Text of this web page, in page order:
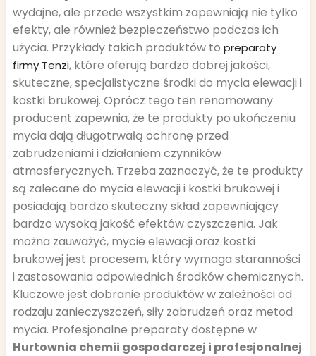
wydajne, ale przede wszystkim zapewniają nie tylko
efekty, ale również bezpieczeństwo podczas ich
użycia. Przykłady takich produktów to preparaty
firmy Tenzi, które oferują bardzo dobrej jakości,
skuteczne, specjalistyczne środki do mycia elewacji i
kostki brukowej. Oprócz tego ten renomowany
producent zapewnia, że te produkty po ukończeniu
mycia dają długotrwałą ochronę przed
zabrudzeniami i działaniem czynników
atmosferycznych. Trzeba zaznaczyć, że te produkty
są zalecane do mycia elewacji i kostki brukowej i
posiadają bardzo skuteczny skład zapewniający
bardzo wysoką jakość efektów czyszczenia. Jak
można zauważyć, mycie elewacji oraz kostki
brukowej jest procesem, który wymaga staranności
i zastosowania odpowiednich środków chemicznych.
Kluczowe jest dobranie produktów w zależności od
rodzaju zanieczyszczeń, siły zabrudzeń oraz metod
mycia. Profesjonalne preparaty dostępne w
Hurtownia chemii gospodarczej i profesjonalnej